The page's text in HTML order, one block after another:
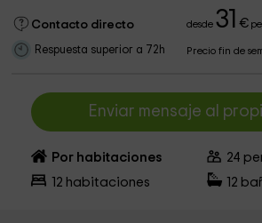
Contacto directo desde31 €
Respuesta superior a 72h Precio fin de
Enviar mensaje al
Por habitaciones 24
12 habitaciones 12